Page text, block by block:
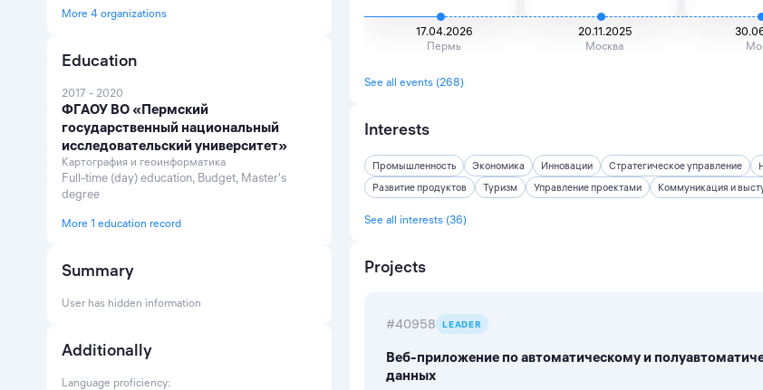
More 4 organizations
Education
2017 - 2020
ФГАОУ ВО «Пермский
государственный национальный
исследовательский университет»
Картография и геоинформатика
Full-time (day) education, Budget, Master's
degree
More 1 education record
Summary
User has hidden information
Additionally
Language proficiency:
17.04.2026
Пермь
20.11.2025
Москва
See all events (268)
Interests
Промышленность Экономика Инновации Стратегическое управление
Развитие продуктов
Туризм Управление проектами Коммуникация и
See all interests (36)
Projects
#40958 LEADER
Веб-приложение по автоматическому и
данных